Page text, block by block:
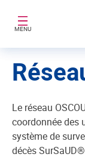
MENU
Le réseau
coordonnée des
système de
décès